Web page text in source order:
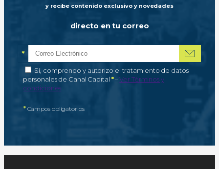
y recibe contenido exclusivo y novedades
directo en tu correo
Correo electrónico
*Campo obligatorio
Autorización de tratamiento de datos personales
Sí, comprendo y autorizo el tratamiento de datos
personales de Canal Capital *–Campo obligatorio
Ver Términos y
condiciones
*Campos obligatorios